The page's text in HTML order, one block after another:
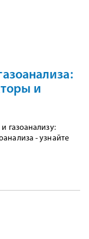
и
газоанализу:
- узнайте